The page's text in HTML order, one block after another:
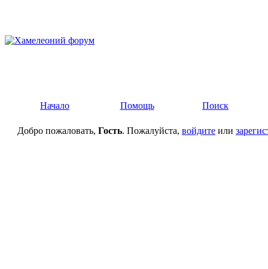
Начало Помощь Поиск
Добро пожаловать, Гость. Пожалуйста, войдите или